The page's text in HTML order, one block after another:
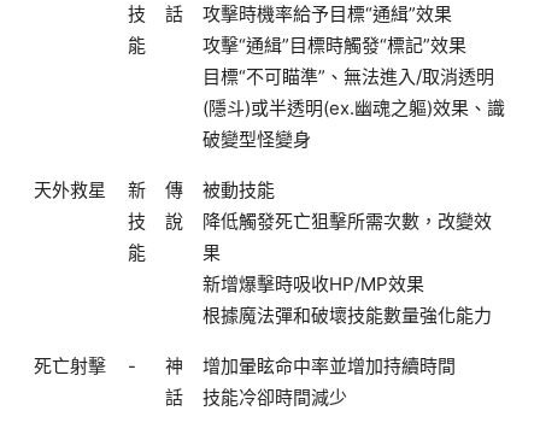
技
能
話
攻擊時機率給予目標“通緝”效果
攻擊“通緝”目標時觸發“標記”效果
目標“不可瞄準”、無法進入/取消透明
(隱斗)或半透明(ex.幽魂之軀)效果、識
破變型怪變身
天外救星
新
技
能
傳
說
被動技能
降低觸發死亡狙擊所需次數，改變效
果
新增爆擊時吸收HP/MP效果
根據魔法彈和破壞技能數量強化能力
死亡射擊 -
神
話
增加暈眩命中率並增加持續時間
技能冷卻時間減少